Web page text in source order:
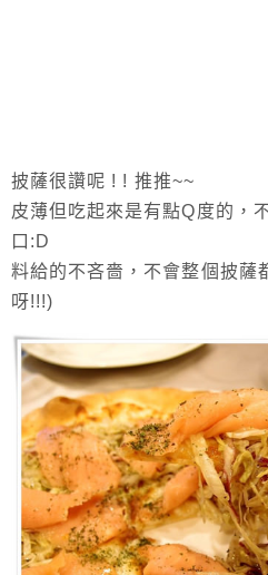
披薩很讚呢 ! ! 推推~~
皮薄但吃起來是有點Q度的，
口:D
料給的不吝嗇，不會整個披薩
呀!!!)